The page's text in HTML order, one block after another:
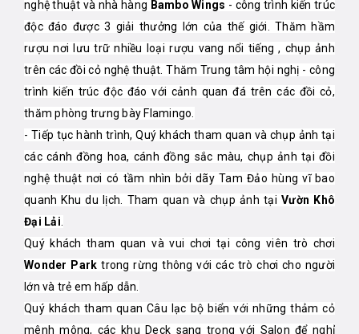
nghệ thuật và nhà hàng Bambo Wings - công trình kiến trúc
độc đáo được 3 giải thưởng lớn của thế giới. Thăm hầm
rượu nơi lưu trữ nhiều loại rượu vang nổi tiếng , chụp ảnh
trên các đồi cỏ nghệ thuật. Thăm Trung tâm hội nghị - công
trình kiến trúc độc đáo với cảnh quan đá trên các đồi cỏ,
thăm phòng trưng bày Flamingo.
- Tiếp tục hành trình, Quý khách tham quan và chụp ảnh tại
các cánh đồng hoa, cánh đồng sắc màu, chụp ảnh tại đồi
nghệ thuật nơi có tầm nhìn bởi dãy Tam Đảo hùng vĩ bao
quanh Khu du lịch. Tham quan và chụp ảnh tạiVườn Khô
Đại Lải
Quý khách tham quan và vui chơi tại công viên trò chơi
Wonder Park trong rừng thông với các trò chơi cho người
lớn và trẻ em hấp dẫn.
Quý khách tham quan Câu lạc bộ biển với những thảm cỏ
mênh mông, các khu Deck sang trọng với Salon để nghỉ